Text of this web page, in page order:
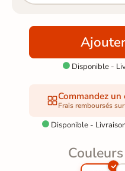
Disponible -
Commandez
Frais remboursés
 Disponible -